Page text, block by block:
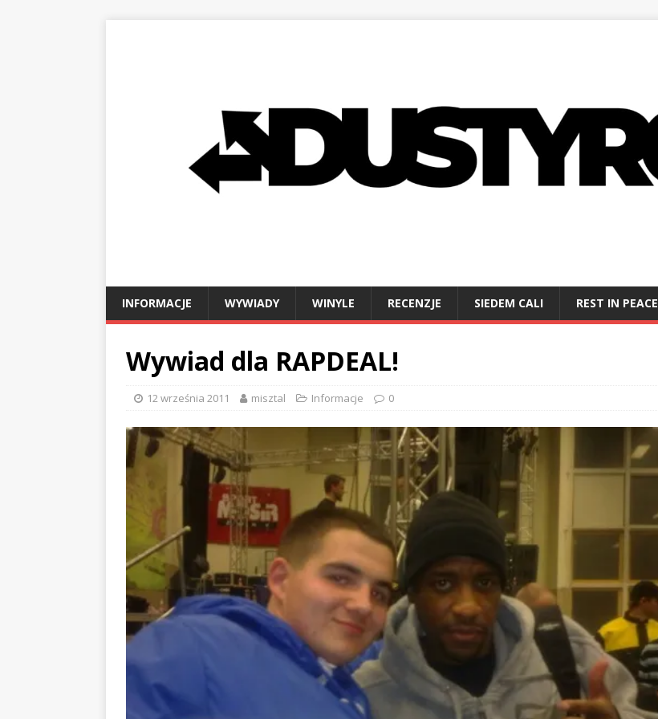
INFORMACJE WYWIADY WINYLE RECENZJE SIEDEM CALI REST IN PEACE
Wywiad dla RAPDEAL!
12 września 2011 misztal Informacje 0
EVIDENCE x DUSTY ROOM ALCHEMIST x DUSTY ROOM